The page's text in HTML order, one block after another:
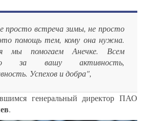
просто встреча зимы, не просто
помощь тем, кому она нужна.
мы помогаем Анечке. Всем
за вашу активность,
Успехов и добра",
генеральный директор ПАО
.